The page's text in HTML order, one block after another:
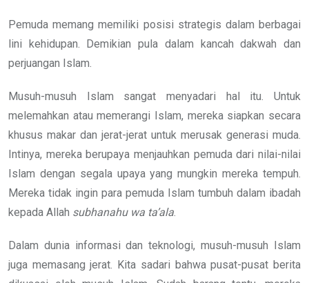
Pemuda memang memiliki posisi strategis dalam berbagai
lini kehidupan. Demikian pula dalam kancah dakwah dan
perjuangan Islam.
Musuh-musuh Islam sangat menyadari hal itu. Untuk
melemahkan atau memerangi Islam, mereka siapkan secara
khusus makar dan jerat-jerat untuk merusak generasi muda.
Intinya, mereka berupaya menjauhkan pemuda dari nilai-nilai
Islam dengan segala upaya yang mungkin mereka tempuh.
Mereka tidak ingin para pemuda Islam tumbuh dalam ibadah
kepada Allah subhanahu wa ta’ala
Dalam dunia informasi dan teknologi, musuh-musuh Islam
juga memasang jerat. Kita sadari bahwa pusat-pusat berita